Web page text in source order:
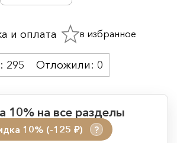
10% на все разделы
10% (-125 руб.) ?
295 Отложили: 0
и оплата в избранное